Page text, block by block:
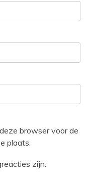
browser voor de
plaats.
zijn.